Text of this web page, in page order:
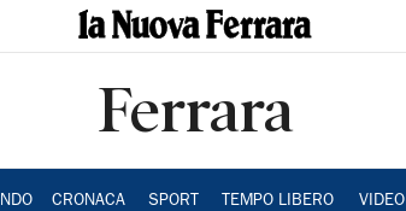
Ferrara
CRONACA SPORT TEMPO LIBERO VIDEO